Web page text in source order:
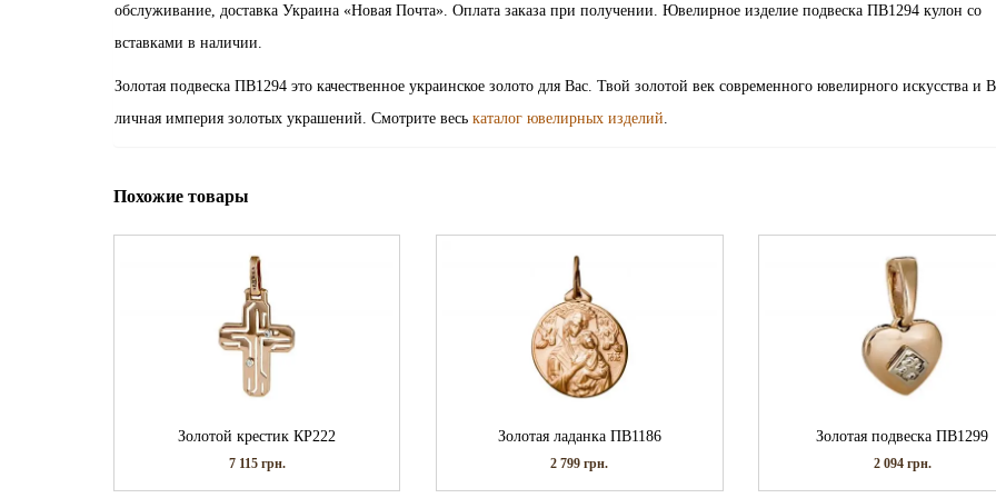
обслуживание, доставка Украина «Новая Почта». Оплата заказа при получении. Ювелирное изделие подвеска ПВ1294 кулон со
вставками в наличии.
Золотая подвеска ПВ1294 это качественное украинское золото для Вас. Твой золотой век современного ювелирного искусства и
личная империя золотых украшений. Смотрите весь каталог ювелирных изделий.
Похожие товары
Золотой крестик КР222
7 115 грн.
Золотая ладанка ПВ1186
2 799грн.
Золотая подвеска ПВ1299
2 094 грн.